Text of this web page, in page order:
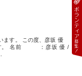
ます。 この度、彦坂 優
す。 名前 ：彦坂 優 /